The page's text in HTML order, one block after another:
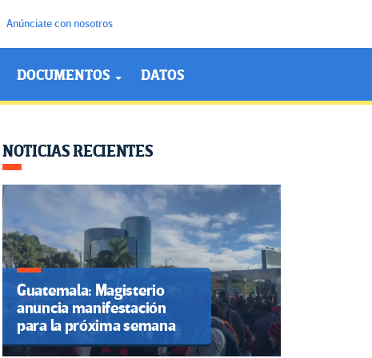
Anúnciate con nosotros
DOCUMENTOS DATOS
NOTICIAS RECIENTES
Guatemala: Magisterio
anuncia manifestación
para la próxima semana